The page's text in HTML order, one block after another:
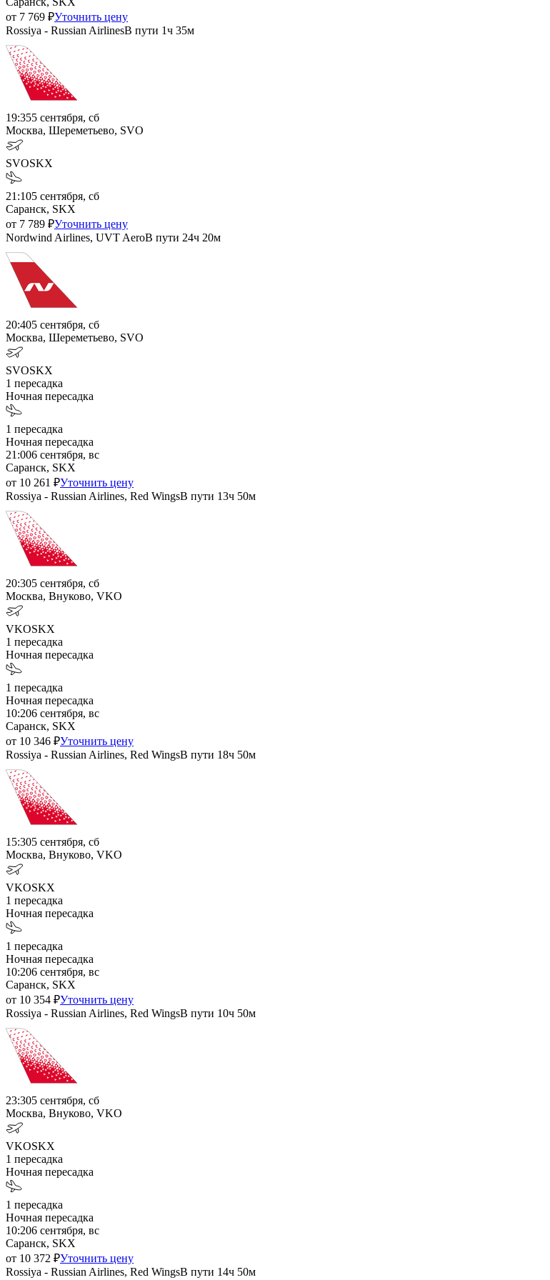
от 7 769 ₽Уточнить цену
Rossiya - Russian AirlinesВ пути 1ч 35м
19:355 сентября, сб
Москва, Шереметьево, SVO
SVOSKX
21:105 сентября, сб
Саранск, SKX
от 7 789 ₽Уточнить цену
Nordwind Airlines, UVT AeroВ пути 24ч 20м
20:405 сентября, сб
Москва, Шереметьево, SVO
SVOSKX
1 пересадка
Ночная пересадка
1 пересадка
Ночная пересадка
21:006 сентября, вс
Саранск, SKX
от 10 261 ₽Уточнить цену
Rossiya - Russian Airlines, Red WingsВ пути 13ч 50м
20:305 сентября, сб
Москва, Внуково, VKO
VKOSKX
1 пересадка
Ночная пересадка
1 пересадка
Ночная пересадка
10:206 сентября, вс
Саранск, SKX
от 10 346 ₽Уточнить цену
Rossiya - Russian Airlines, Red WingsВ пути 18ч 50м
15:305 сентября, сб
Москва, Внуково, VKO
VKOSKX
1 пересадка
Ночная пересадка
1 пересадка
Ночная пересадка
10:206 сентября, вс
Саранск, SKX
от 10 354 ₽Уточнить цену
Rossiya - Russian Airlines, Red WingsВ пути 10ч 50м
23:305 сентября, сб
Москва, Внуково, VKO
VKOSKX
1 пересадка
Ночная пересадка
1 пересадка
Ночная пересадка
10:206 сентября, вс
Саранск, SKX
от 10 372 ₽Уточнить цену
Rossiya - Russian Airlines, Red WingsВ пути 14ч 50м